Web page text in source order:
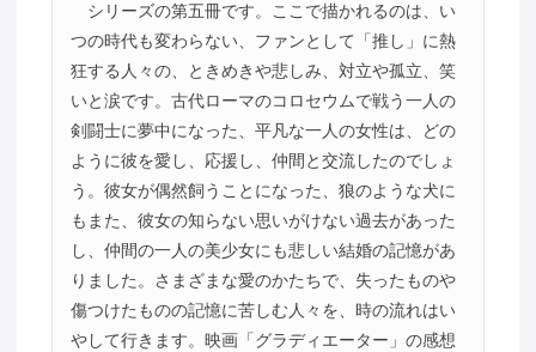
シリーズの第五冊です。ここで描かれるのは、い
つの時代も変わらない、ファンとして「推し」に熱
狂する人々の、ときめきや悲しみ、対立や孤立、笑
いと涙です。古代ローマのコロセウムで戦う一人の
剣闘士に夢中になった、平凡な一人の女性は、どの
ように彼を愛し、応援し、仲間と交流したのでしょ
う。彼女が偶然飼うことになった、狼のような犬に
もまた、彼女の知らない思いがけない過去があった
し、仲間の一人の美少女にも悲しい結婚の記憶があ
りました。さまざまな愛のかたちで、失ったものや
傷つけたものの記憶に苦しむ人々を、時の流れはい
やして行きます。映画「グラディエーター」の感想